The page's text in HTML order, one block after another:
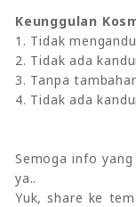
Keunggulan
1. Tidak
2. Tidak ada
3. Tanpa
4. Tidak ada
Semoga info
ya..
Yuk, share ke